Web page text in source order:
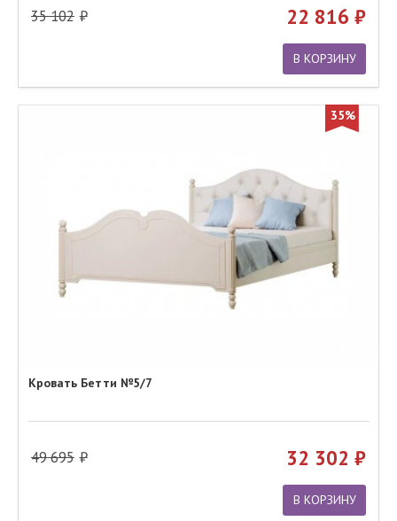
35 102 22 816
В КОРЗИНУ
35%
Кровать Бетти №5/7
49 695 32 302
В КОРЗИНУ